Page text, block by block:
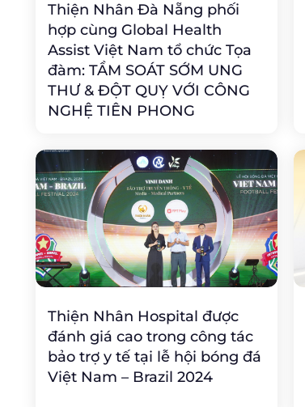
Thiện Nhân Đà Nẵng phối
hợp cùng Global Health
Assist Việt Nam tổ chức Tọa
đàm: TẦM SOÁT SỚM UNG
THƯ & ĐỘT QUỴ VỚI CÔNG
NGHỆ TIÊN PHONG
Thiện Nhân Hospital được
đánh giá cao trong công tác
bảo trợ y tế tại lễ hội bóng đá
Việt Nam – Brazil 2024